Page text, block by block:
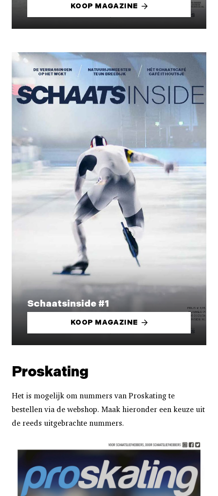
KOOP MAGAZINE
Schaatsinside #1
KOOP MAGAZINE
Proskating
Het is mogelijk om nummers van Proskating te
bestellen via de webshop. Maak hieronder een keuze uit
de reeds uitgebrachte nummers.